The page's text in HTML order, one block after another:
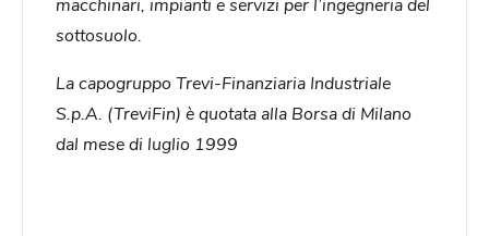
sottosuolo.
La capogruppo Trevi-Finanziaria Industriale
S.p.A. (TreviFin) è quotata alla Borsa di Milano
dal mese di luglio 1999